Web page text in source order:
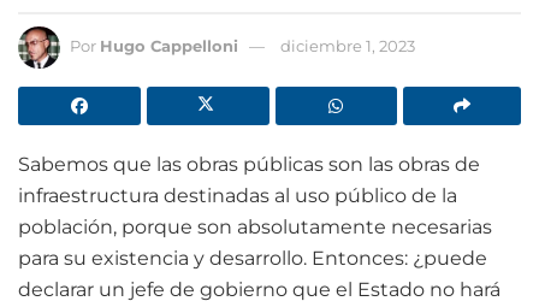
Por Hugo Cappelloni diciembre 1, 2023
Sabemos que las obras públicas son las obras de
infraestructura destinadas al uso público de la
población, porque son absolutamente necesarias
para su existencia y desarrollo. Entonces: ¿puede
declarar un jefe de gobierno que el Estado no hará